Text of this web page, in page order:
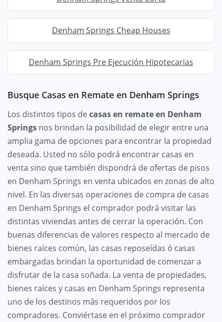
Denham Springs Cheap Houses
Denham Springs Pre Ejecución Hipotecarias
Busque Casas en Remate en Denham Springs
Los distintos tipos decasas en remate en Denham
Springs nos brindan la posibilidad de elegir entre una
amplia gama de opciones para encontrar la propiedad
deseada. Usted no sólo podrá encontrar casas en
venta sino que también dispondrá de ofertas de pisos
en Denham Springs en venta ubicados en zonas de alto
nivel. En las diversas operaciones de compra de casas
en Denham Springs el comprador podrá visitar las
distintas viviendas antes de cerrar la operación. Con
buenas diferencias de valores respecto al mercado de
bienes raíces común, las casas reposeídas ó casas
embargadas brindan la oportunidad de comenzar a
disfrutar de la casa soñada. La venta de propiedades,
bienes raíces y casas en Denham Springs representa
uno de los destinos más requeridos por los
compradores. Conviértase en el próximo comprador